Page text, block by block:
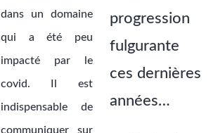
dans un domaine
qui a été peu
impacté par le
covid. Il est
indispensable de
communiquer sur
progression
fulgurante
ces dernières
années…